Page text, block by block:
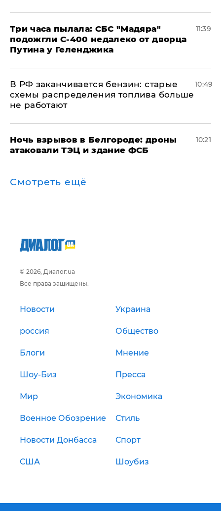
Три часа пылала: СБС "Мадяра"
подожгли С-400 недалеко от дворца
Путина у Геленджика
11:39
​В РФ заканчивается бензин: старые
схемы распределения топлива больше
не работают
10:49
​Ночь взрывов в Белгороде: дроны
атаковали ТЭЦ и здание ФСБ
10:21
Смотреть ещё
© 2026, Диалог.ua
Все права защищены.
Новости Украина
россия Общество
Блоги Мнение
Шоу-Биз Пресса
Мир Экономика
Военное Обозрение Стиль
Новости Донбасса Спорт
США Шоубиз